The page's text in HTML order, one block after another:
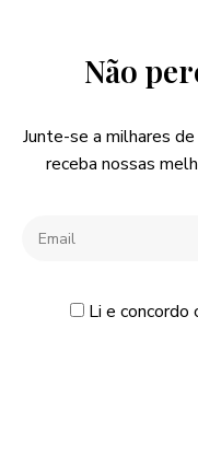
Não
Junte-se a milhares
receba nossas
Li e concordo